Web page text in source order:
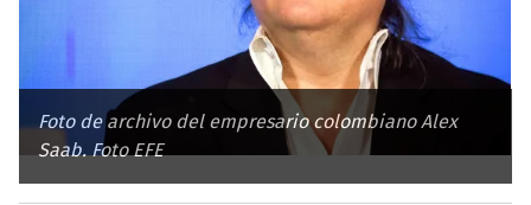
Foto de archivo del empresario colombiano Alex
Saab. Foto EFE